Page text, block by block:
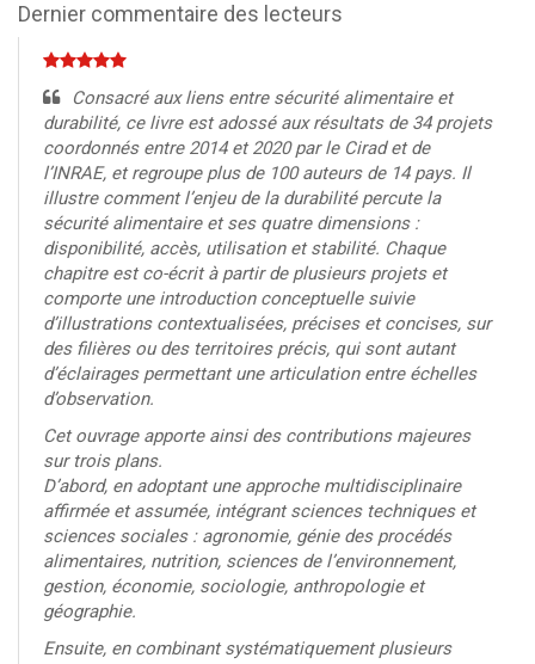
Dernier commentaire des lecteurs
Consacré aux liens entre sécurité alimentaire et
durabilité, ce livre est adossé aux résultats de 34 projets
coordonnés entre 2014 et 2020 par le Cirad et de
l’INRAE, et regroupe plus de 100 auteurs de 14 pays. Il
illustre comment l’enjeu de la durabilité percute la
sécurité alimentaire et ses quatre dimensions :
disponibilité, accès, utilisation et stabilité. Chaque
chapitre est co-écrit à partir de plusieurs projets et
comporte une introduction conceptuelle suivie
d’illustrations contextualisées, précises et concises, sur
des filières ou des territoires précis, qui sont autant
d’éclairages permettant une articulation entre échelles
d’observation.
Cet ouvrage apporte ainsi des contributions majeures
sur trois plans.
D’abord, en adoptant une approche multidisciplinaire
affirmée et assumée, intégrant sciences techniques et
sciences sociales : agronomie, génie des procédés
alimentaires, nutrition, sciences de l’environnement,
gestion, économie, sociologie, anthropologie et
géographie.
Ensuite, en combinant systématiquement plusieurs